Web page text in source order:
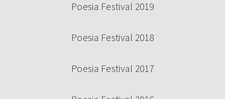
Poesia Festival 2019
Poesia Festival 2018
Poesia Festival 2017